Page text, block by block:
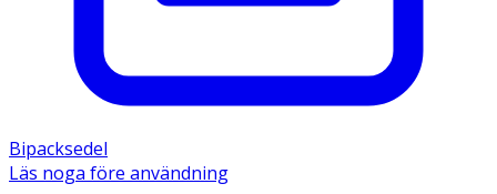
Bipacksedel
Läs noga före användning